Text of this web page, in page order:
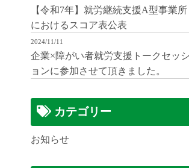
【令和7年】就労継続支援A型事業所
におけるスコア表公表
2024/11/11
企業×障がい者就労支援トークセッシ
ョンに参加させて頂きました。
カテゴリー
お知らせ